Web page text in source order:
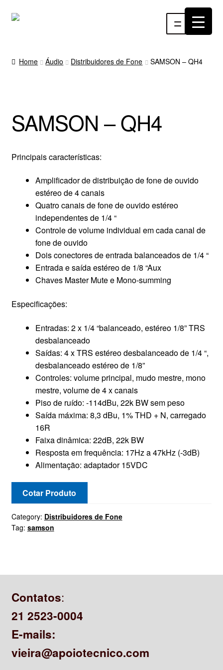
Pular
Pular
conteúdo
Menu
VÍDEO
RÁDIO WEBTV
EVENTOS
PARTES E PEÇAS
CONTATO
Home Áudio Distribuidores de Fone SAMSON – QH4
SAMSON – QH4
Principais características:
Amplificador de distribuição de fone de ouvido
estéreo de 4 canais
Quatro canais de fone de ouvido estéreo
independentes de 1/4 “
Controle de volume individual em cada canal de
fone de ouvido
Dois conectores de entrada balanceados de 1/4 “
Entrada e saída estéreo de 1/8 “Aux
Chaves Master Mute e Mono-summing
Especificações:
Entradas: 2 x 1/4 “balanceado, estéreo 1/8” TRS
desbalanceado
Saídas: 4 x TRS estéreo desbalanceado de 1/4 “,
desbalanceado estéreo de 1/8”
Controles: volume principal, mudo mestre, mono
mestre, volume de 4 x canais
Piso de ruído: -114dBu, 22k BW sem peso
Saída máxima: 8,3 dBu, 1% THD + N, carregado
16R
Faixa dinâmica: 22dB, 22k BW
Resposta em frequência: 17Hz a 47kHz (-3dB)
Alimentação: adaptador 15VDC
Cotar Produto
Category: Distribuidores de Fone
Tag: samson
Contatos:
21 2523-0004
E-mails:
vieira@apoiotecnico.com